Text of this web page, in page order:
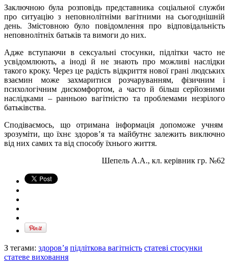
Заключною була розповідь представника соціальної служби
про ситуацію з неповнолітніми вагітними на сьогоднішній
день. Змістовною було повідомлення про відповідальність
неповнолітніх батьків та вимоги до них.
Адже вступаючи в сексуальні стосунки, підлітки часто не
усвідомлюють, а іноді й не знають про можливі наслідки
такого кроку. Через це радість відкриття нової грані людських
взаємин може захмаритися розчаруванням, фізичним і
психологічним дискомфортом, а часто й більш серйозними
наслідками – ранньою вагітністю та проблемами незрілого
батьківства.
Сподіваємось, що отримана інформація допоможе учням
зрозуміти, що їхнє здоров’я та майбутнє залежить виключно
від них самих та від способу їхнього життя.
Шепель А.А., кл. керівник гр. №62
З тегами: здоров’я підліткова вагітність статеві стосунки
статеве виховання